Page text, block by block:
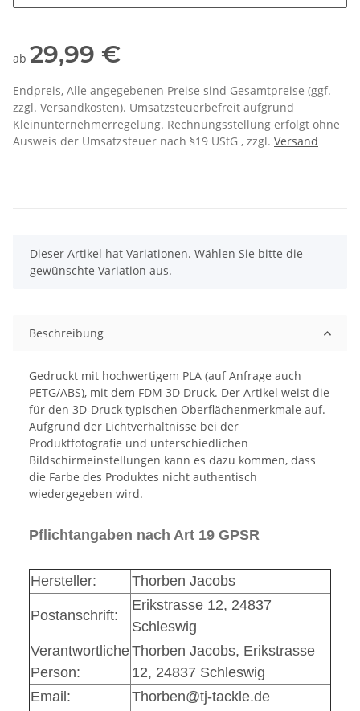
ab 29,99 €
Endpreis, Alle angegebenen Preise sind Gesamtpreise (ggf.
zzgl. Versandkosten). Umsatzsteuerbefreit aufgrund
Kleinunternehmerregelung. Rechnungsstellung erfolgt ohne
Ausweis der Umsatzsteuer nach §19 UStG , zzgl. Versand
x
Dieser Artikel hat Variationen. Wählen Sie bitte die
gewünschte Variation aus.
Beschreibung
Gedruckt mit hochwertigem PLA (auf Anfrage auch
PETG/ABS), mit dem FDM 3D Druck. Der Artikel weist die
für den 3D-Druck typischen Oberflächenmerkmale auf.
Aufgrund der Lichtverhältnisse bei der
Produktfotografie und unterschiedlichen
Bildschirmeinstellungen kann es dazu kommen, dass
die Farbe des Produktes nicht authentisch
wiedergegeben wird.
Pflichtangaben nach Art 19 GPSR
Hersteller: Thorben Jacobs
Postanschrift:
Erikstrasse 12, 24837
Schleswig
Verantwortliche
Person:
Thorben Jacobs, Erikstrasse
12, 24837 Schleswig
Email:
Thorben@tj-tackle.de